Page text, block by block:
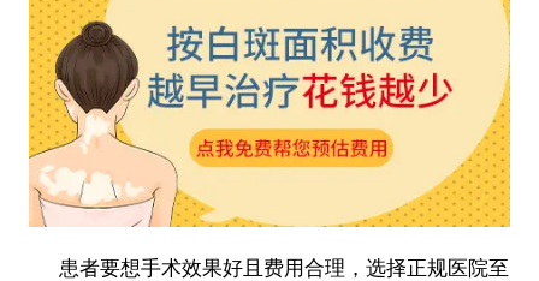
患者要想手术效果好且费用合理，选择正规医院至